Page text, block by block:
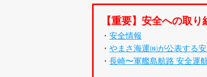
【重要】安全への取り
・ 安全情報
・ やまさ海運㈱が公表する
・ 長崎〜軍艦島航路 安全運